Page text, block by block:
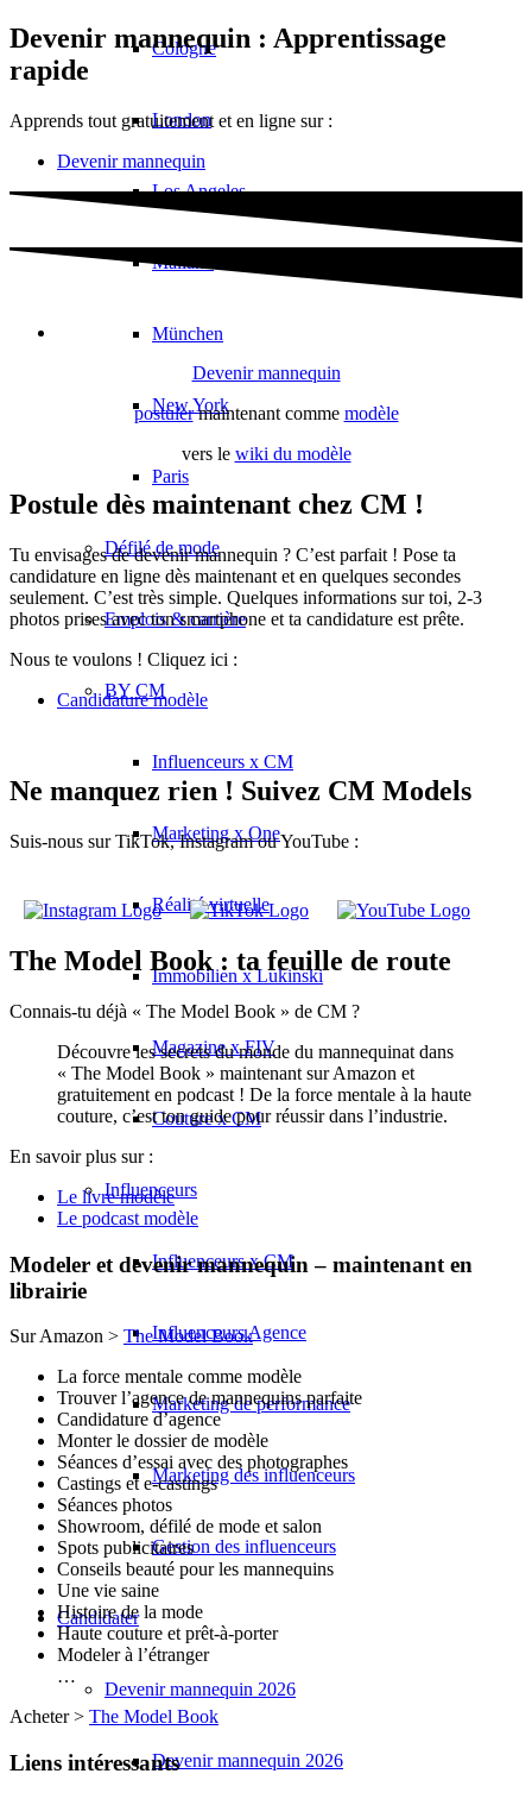
Cologne
London
Los Angeles
Mailand
München
New York
Paris
Défilé de mode
Emplois & carrière
BY CM
Influenceurs x CM
Marketing x One
Réalité virtuelle
Immobilien x Lukinski
Magazine x FIV
Couture x CM
Influenceurs
Influenceurs x CM
Influenceurs Agence
Marketing de performance
Marketing des influenceurs
Gestion des influenceurs
Candidater
Devenir mannequin 2026
Devenir mannequin 2026
Devenir mannequin : Apprentissage
rapide
Apprends tout gratuitement et en ligne sur :
Devenir mannequin
Devenir mannequin
postulermaintenant comme modèle
vers le wiki du modèle
Postule dès maintenant chez CM !
Tu envisages de devenir mannequin ? C’est parfait ! Pose ta
candidature en ligne dès maintenant et en quelques secondes
seulement. C’est très simple. Quelques informations sur toi, 2-3
photos prises avec ton smartphone et ta candidature est prête.
Nous te voulons ! Cliquez ici :
Candidature modèle
Ne manquez rien ! Suivez CM Models
Suis-nous sur TikTok, Instagram ou YouTube :
The Model Book : ta feuille de route
Connais-tu déjà « The Model Book » de CM ?
Découvre les secrets du monde du mannequinat dans
« The Model Book » maintenant sur Amazon et
gratuitement en podcast ! De la force mentale à la haute
couture, c’est ton guide pour réussir dans l’industrie.
En savoir plus sur :
Le livre modèle
Le podcast modèle
Modeler et devenir mannequin – maintenant en
librairie
Sur Amazon > The Model Book
La force mentale comme modèle
Trouver l’agence de mannequins parfaite
Candidature d’agence
Monter le dossier de modèle
Séances d’essai avec des photographes
Castings et e-castings
Séances photos
Showroom, défilé de mode et salon
Spots publicitaires
Conseils beauté pour les mannequins
Une vie saine
Histoire de la mode
Haute couture et prêt-à-porter
Modeler à l’étranger
…
Acheter > The Model Book
Liens intéressants